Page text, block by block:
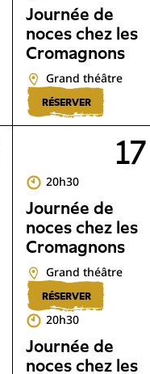
Journée de
noces chez les
Cromagnons
Grand théâtre
RÉSERVER
17
20h30
Journée de
noces chez les
Cromagnons
Grand théâtre
RÉSERVER
20h30
Journée de
noces chez les